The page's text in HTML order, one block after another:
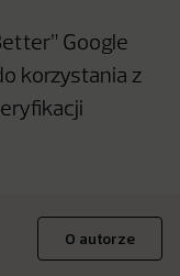
Google
korzystania z
O autorze